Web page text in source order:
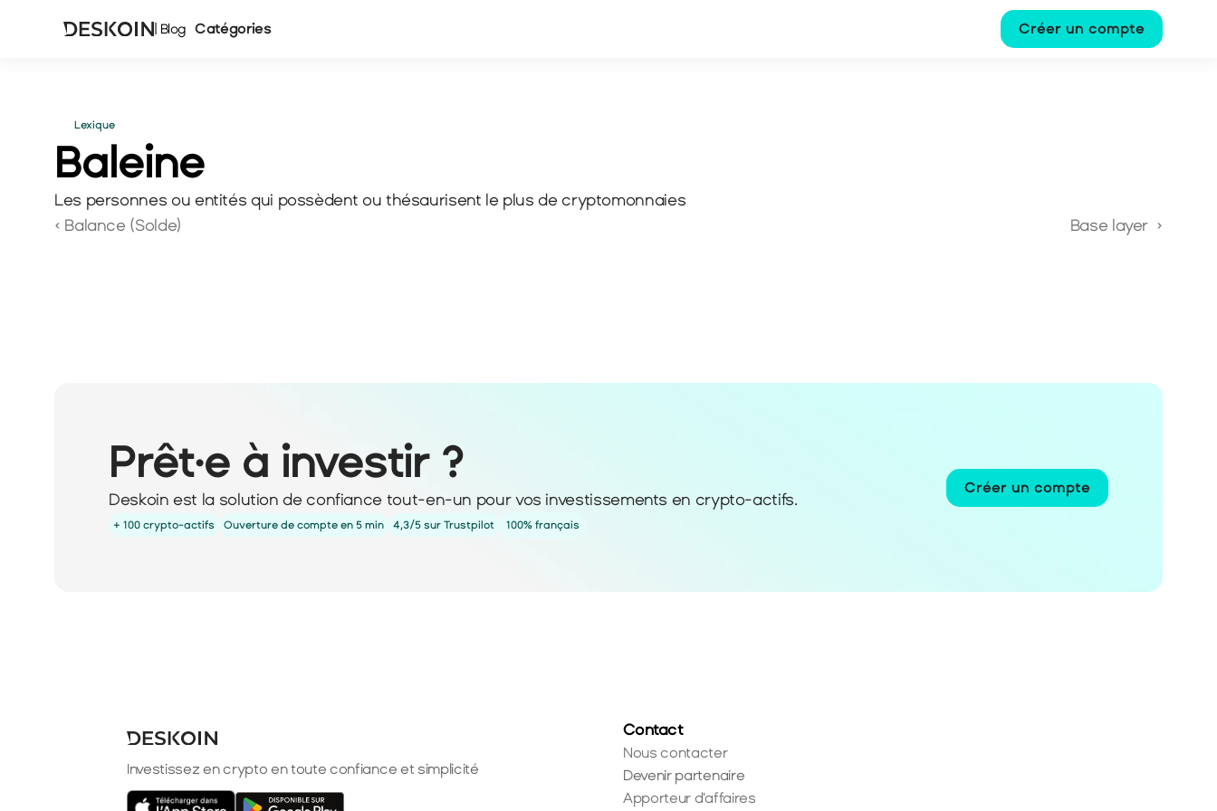
| Blog Créer un compte
Catégories
Lexique
Baleine
Les personnes ou entités qui possèdent ou thésaurisent le plus de cryptomonnaies
‹ Balance (Solde)
Base layer  ›
Prêt·e à investir ?
Deskoin est la solution de confiance tout-en-un pour vos investissements en crypto-actifs.
100% français
Ouverture de compte en 5 min
+ 100 crypto-actifs 4,3/5 sur Trustpilot
Créer un compte
Investissez en crypto en toute confiance et simplicité
Contact
Nous contacter
Devenir partenaire
Apporteur d'affaires